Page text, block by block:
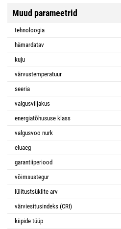
Muud parameetrid
tehnoloogia
hämardatav
kuju
värvustemperatuur
seeria
valgusviljakus
energiatõhususe klass
valgusvoo nurk
eluaeg
garantiiperiood
võimsustegur
lülitustsüklite arv
värviesitusindeks (CRI)
kiipide tüüp